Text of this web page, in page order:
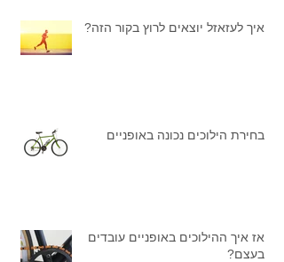
איך לעזאזל יוצאים לרוץ בקור הזה?
בחירת הילוכים נכונה באופניים
אז איך ההילוכים באופניים עובדים
בעצם?